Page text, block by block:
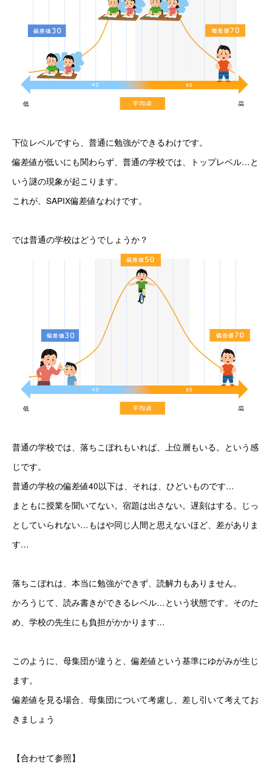
下位レベルですら、普通に勉強ができるわけです。
偏差値が低いにも関わらず、普通の学校では、トップレベル…と
いう謎の現象が起こります。
これが、SAPIX偏差値なわけです。
では普通の学校はどうでしょうか？
普通の学校では、落ちこぼれもいれば、上位層もいる。という感
じです。
普通の学校の偏差値40以下は、それは、ひどいものです…
まともに授業を聞いてない。宿題は出さない。遅刻はする。じっ
としていられない…もはや同じ人間と思えないほど、差がありま
す…
落ちこぼれは、本当に勉強ができず、読解力もありません。
かろうじて、読み書きができるレベル…という状態です。そのた
め、学校の先生にも負担がかかります…
このように、母集団が違うと、偏差値という基準にゆがみが生じ
ます。
偏差値を見る場合、母集団について考慮し、差し引いて考えてお
きましょう
【合わせて参照】